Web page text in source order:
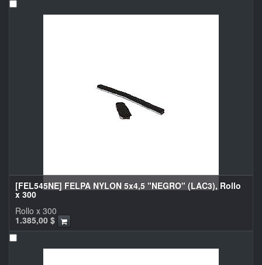
[FEL545NE] FELPA NYLON 5x4,5 "NEGRO" (LAC3), Rollo
x 300
1.385,00 $
Rollo x 300